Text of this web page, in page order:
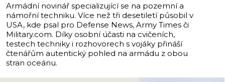
Armádní novinář specializující se na pozemní a
námořní techniku. Více než tři desetiletí působil v
USA, kde psal pro Defense News, Army Times či
Military.com. Díky osobní účasti na cvičeních,
testech techniky i rozhovorech s vojáky přináší
čtenářům autentický pohled na armádu z obou
stran oceánu.